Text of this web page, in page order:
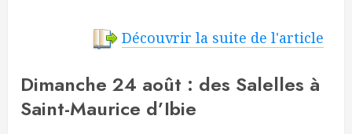
Découvrir la suite de l'article
Dimanche 24 août : des Salelles à
Saint-Maurice d’Ibie